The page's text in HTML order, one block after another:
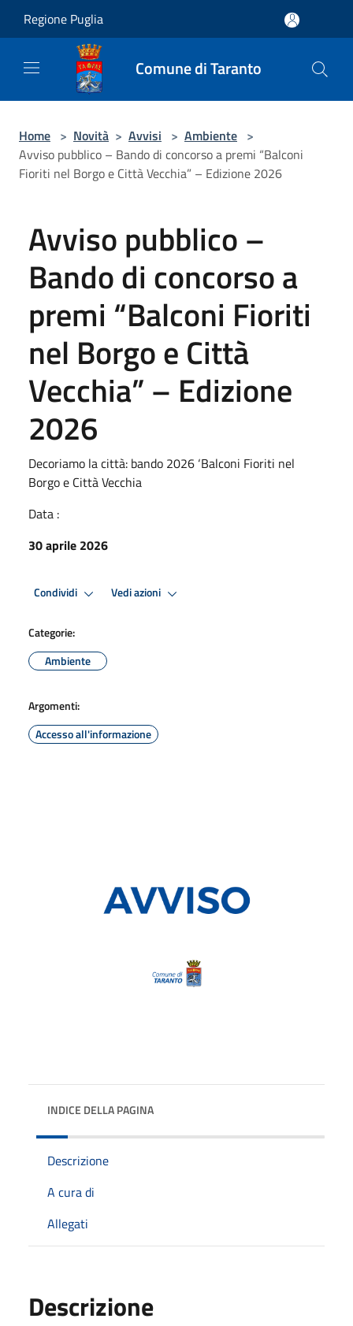
Regione Puglia
Comune di Taranto
Home > Novità > Avvisi > Ambiente >
Avviso pubblico – Bando di concorso a premi “Balconi
Fioriti nel Borgo e Città Vecchia” – Edizione 2026
Avviso pubblico –
Bando di concorso a
premi “Balconi Fioriti
nel Borgo e Città
Vecchia” – Edizione
2026
Decoriamo la città: bando 2026 ‘Balconi Fioriti nel
Borgo e Città Vecchia
Data :
30 aprile 2026
Condividi Vedi azioni
Categorie:
Ambiente
Argomenti:
Accesso all'informazione
INDICE DELLA PAGINA
Descrizione
A cura di
Allegati
Descrizione